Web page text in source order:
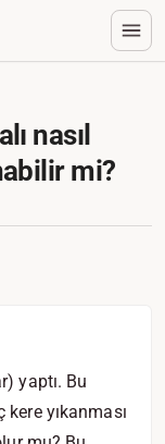
nasıl
mi?
yaptı. Bu
yıkanması